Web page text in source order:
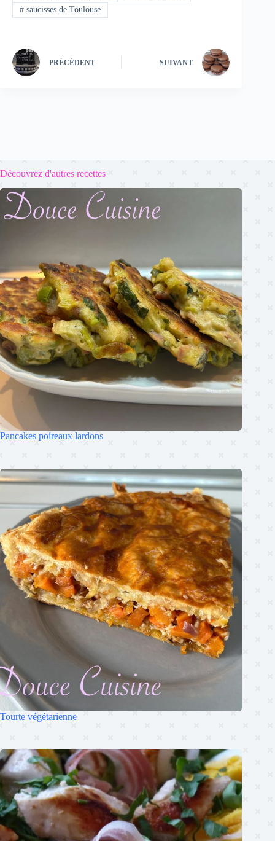
#saucisses de Toulouse
PRÉCÉDENT SUIVANT
Découvrez d'autres recettes
Pancakes poireaux lardons
Tourte végétarienne